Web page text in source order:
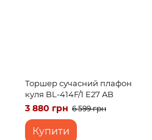
Торшер сучасний плафон
куля BL-414F/1 E27 AB
3 880 грн 6 599 грн
Купити